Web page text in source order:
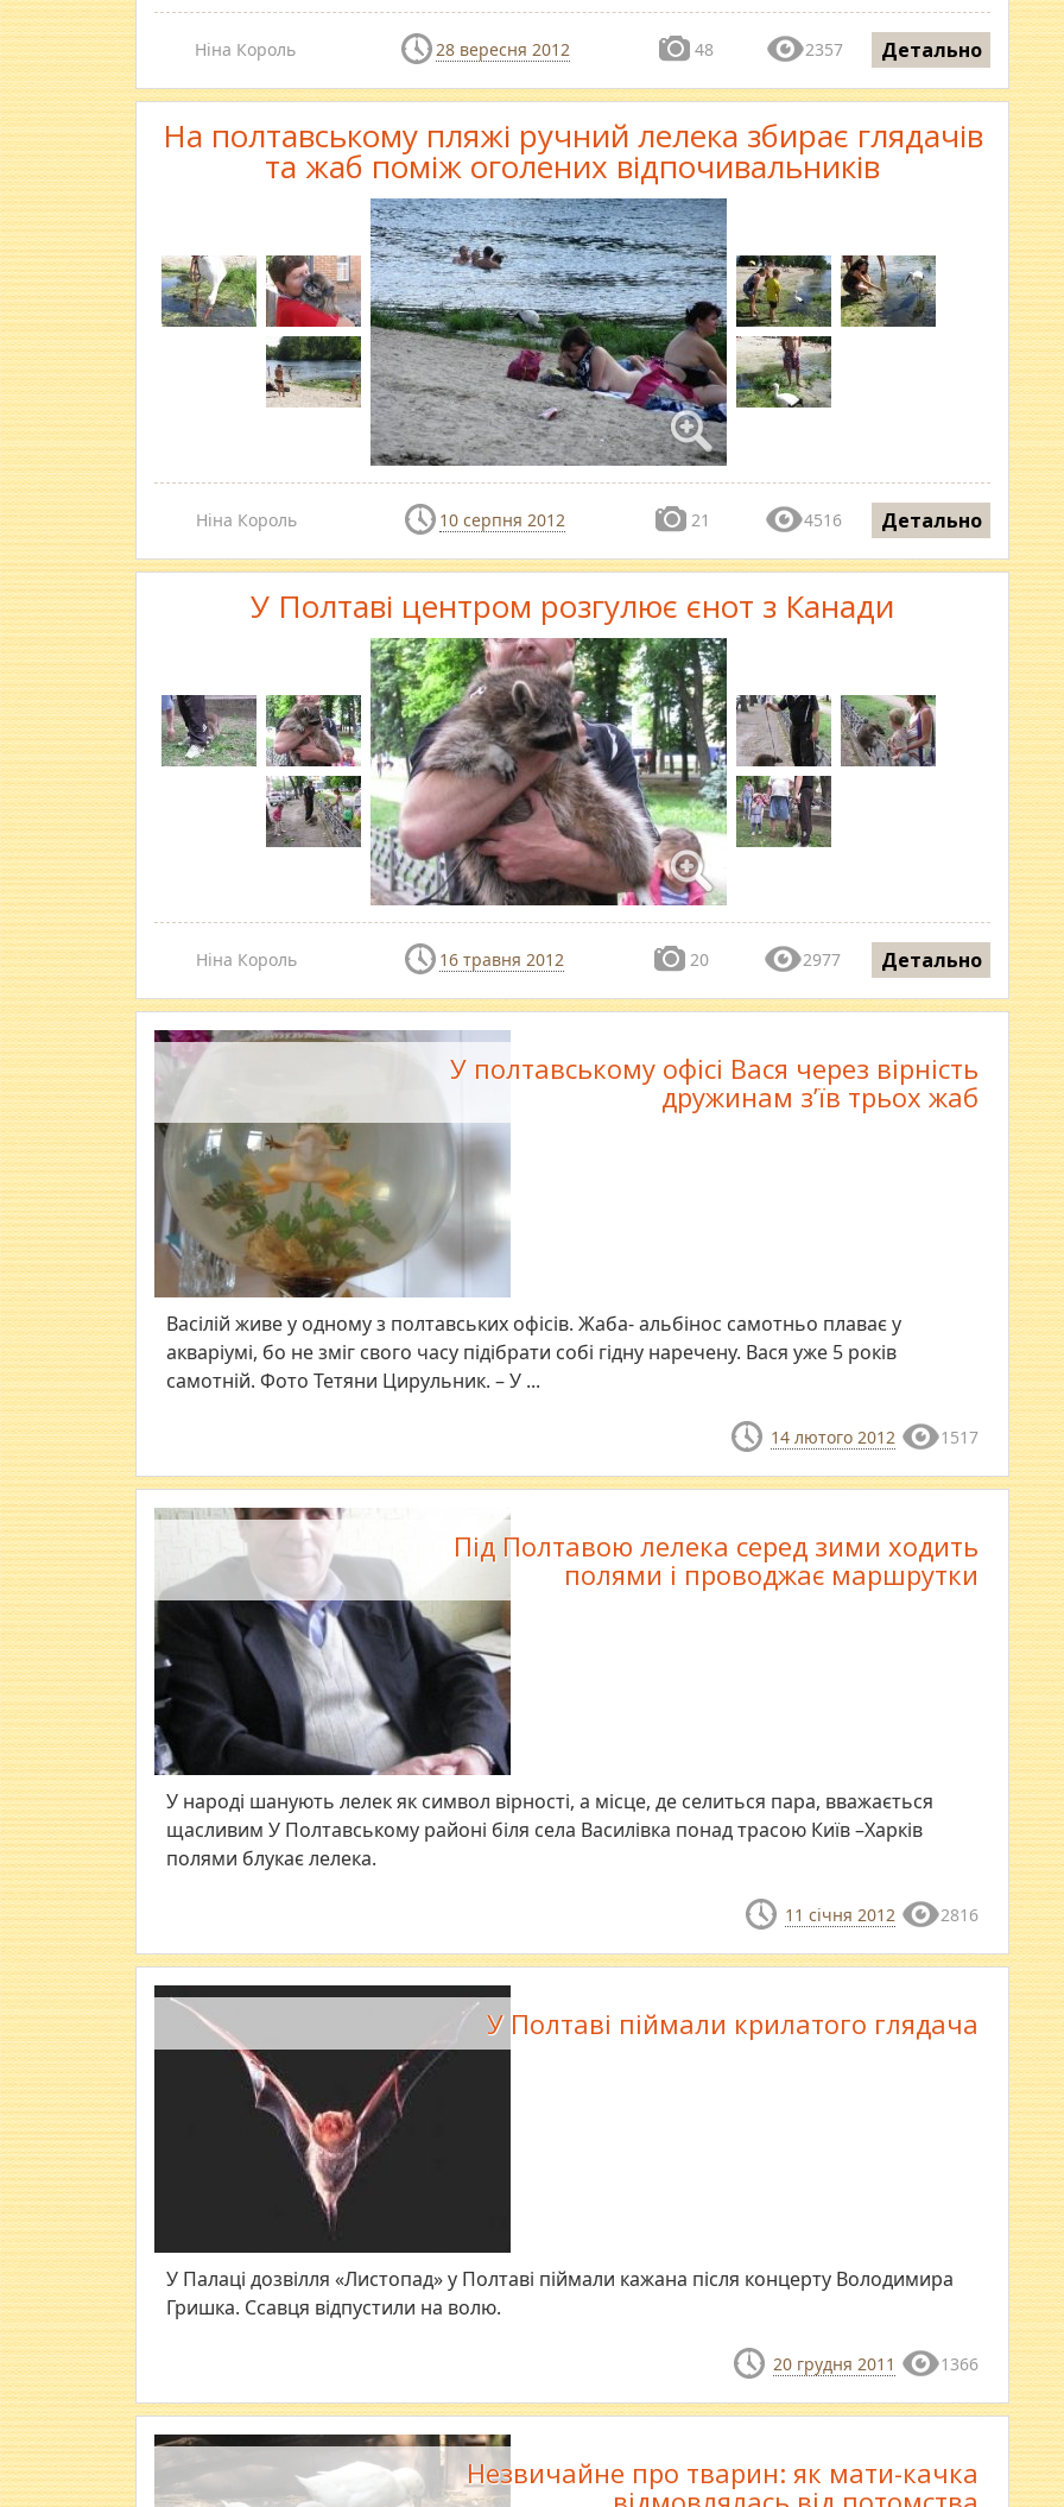
Ніна Король 28 вересня 2012 48 2357 Детально
На полтавському пляжі ручний лелека збирає глядачів
та жаб поміж оголених відпочивальників
Ніна Король 10 серпня 2012 21 4516 Детально
У Полтаві центром розгулює єнот з Канади
Ніна Король 16 травня 2012 20 2977 Детально
У полтавському офісі Вася через вірність
дружинам з’їв трьох жаб
Васілій живе у одному з полтавських офісів. Жаба- альбінос самотньо плаває у
акваріумі, бо не зміг свого часу підібрати собі гідну наречену. Вася уже 5 років
самотній. Фото Тетяни Цирульник. – У ...
14 лютого 2012 1517
Під Полтавою лелека серед зими ходить
полями і проводжає маршрутки
У народі шанують лелек як символ вірності, а місце, де селиться пара, вважається
щасливим У Полтавському районі біля села Василівка понад трасою Київ –Харків
полями блукає лелека.
11 січня 2012 2816
У Полтаві піймали крилатого глядача
У Палаці дозвілля «Листопад» у Полтаві піймали кажана після концерту Володимира
Гришка. Ссавця відпустили на волю.
20 грудня 2011 1366
Незвичайне про тварин: як мати-качка